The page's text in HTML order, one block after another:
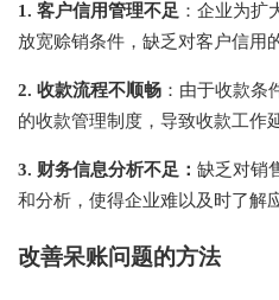
1. 客户信用管理不足 ：企业为扩
放宽赊销条件，缺乏对客户信用
2. 收款流程不顺畅 ：由于收款条
的收款管理制度，导致收款工作
3. 财务信息分析不足： 缺乏对销
和分析，使得企业难以及时了解
改善呆账问题的方法